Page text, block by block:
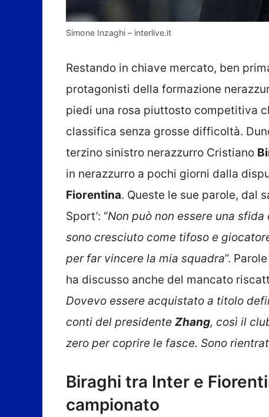
Simone Inzaghi – interlive.it
Restando in chiave mercato, ben
protagonisti della formazione
piedi una rosa piuttosto competitiva
classifica senza grosse difficoltà.
terzino sinistro nerazzurro Cristiano
in nerazzurro a pochi giorni dalla
Fiorentina. Queste le sue parole, dal
Sport’: “Non può non essere una
sono cresciuto come tifoso e
per far vincere la mia squadra”.
ha discusso anche del mancato
Dovevo essere acquistato a titolo
conti del presidente Zhang, così il
zero per coprire le fasce. Sono
Biraghi tra Inter e
campionato